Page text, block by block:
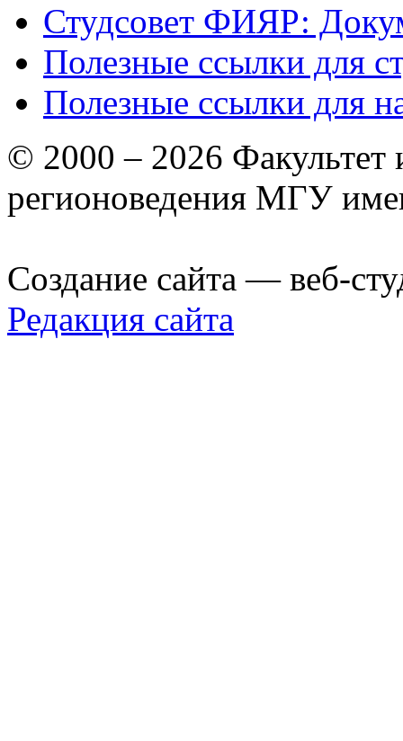
Студсовет ФИЯР:
Полезные ссылки для
Полезные ссылки для
© 2000 – 2026 Факультет
регионоведения МГУ
Создание сайта — веб-
Редакция сайта